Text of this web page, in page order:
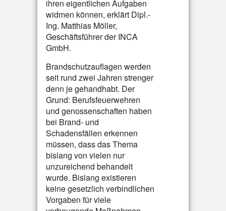
ihren eigentlichen Aufgaben
widmen können, erklärt Dipl.-
Ing. Matthias Möller,
Geschäftsführer der INCA
GmbH.
Brandschutzauflagen werden
seit rund zwei Jahren strenger
denn je gehandhabt. Der
Grund: Berufsfeuerwehren
und genossenschaften haben
bei Brand- und
Schadensfällen erkennen
müssen, dass das Thema
bislang von vielen nur
unzureichend behandelt
wurde. Bislang existieren
keine gesetzlich verbindlichen
Vorgaben für viele